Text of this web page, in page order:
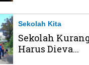
Sekolah Kita
Sekolah
Harus Dieva...